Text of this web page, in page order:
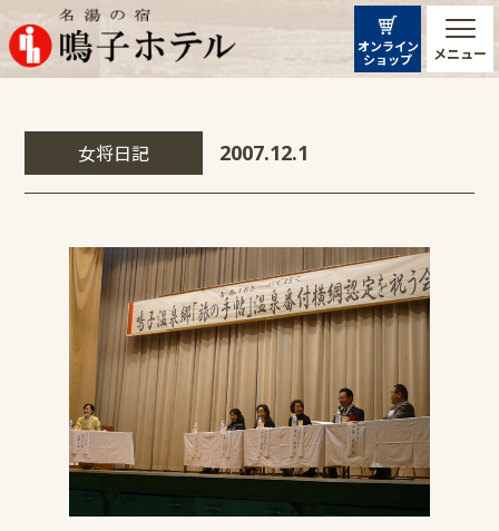
メニュー
オンライン
ショップ
女将日記 2007.12.1